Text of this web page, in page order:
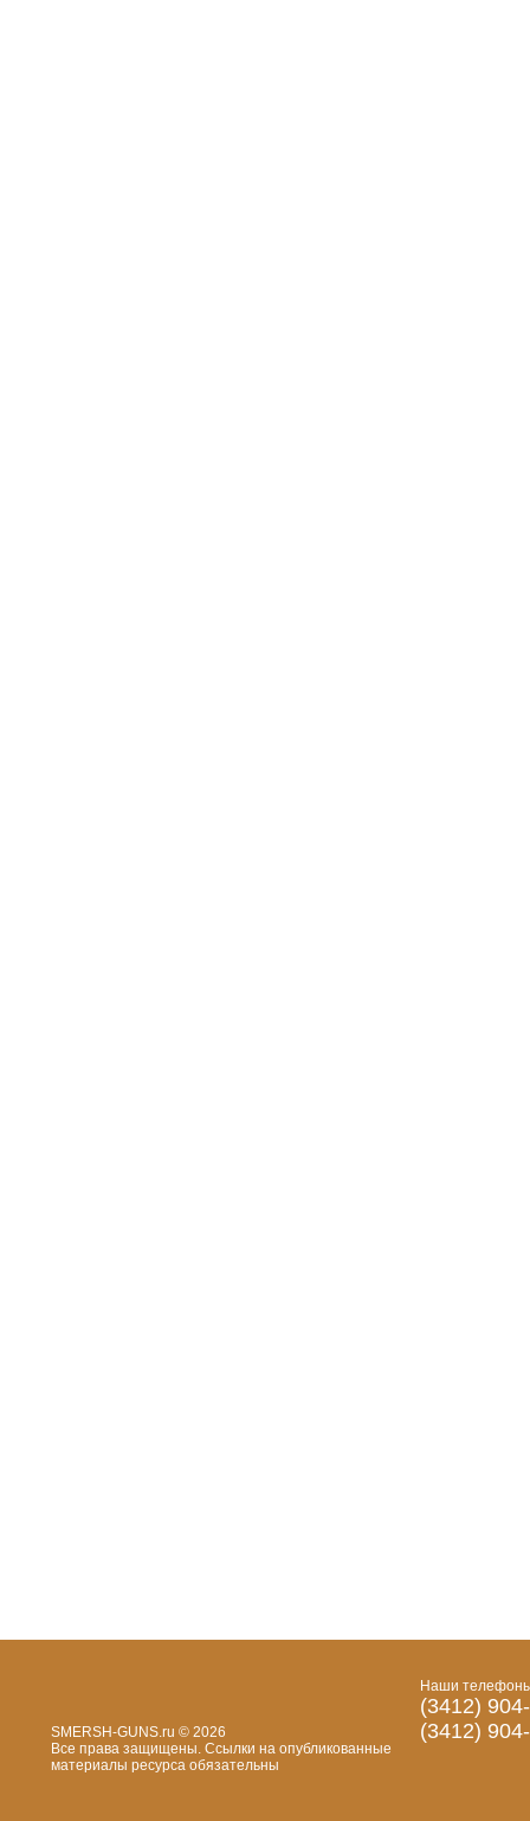
SMERSH-GUNS.ru © 2026
Все права защищены. Cсылки на опубликованные
материалы ресурса обязательны
Наши
(3412)
(3412)